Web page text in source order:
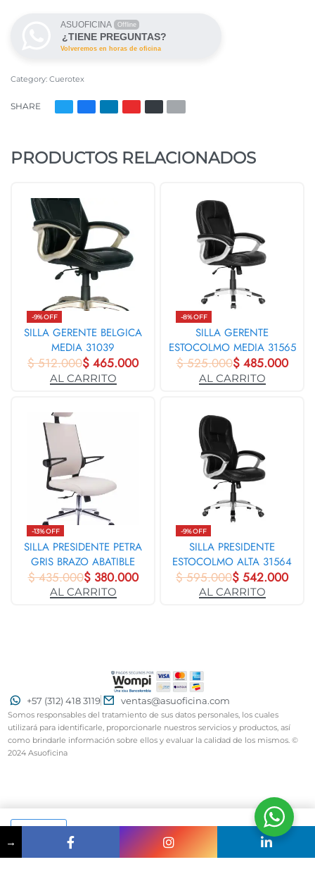
ASUOFICINA Offline
¿TIENE PREGUNTAS?
Volveremos en horas de oficina
Category: Cuerotex
SHARE
PRODUCTOS RELACIONADOS
-9% OFF
SILLA GERENTE BELGICA
MEDIA 31039
$512.000$ 465.000
AL CARRITO
-8% OFF
SILLA GERENTE
ESTOCOLMO MEDIA 31565
$525.000$485.000
AL CARRITO
-13% OFF
SILLA PRESIDENTE PETRA
GRIS BRAZO ABATIBLE
3840
$435.000$380.000
AL CARRITO
-9% OFF
SILLA PRESIDENTE
ESTOCOLMO ALTA 31564
$595.000$ 542.000
AL CARRITO
+57 (312) 418 3119 ventas@asuoficina.com
Somos responsables del tratamiento de sus datos personales, los cuales
utilizará para identificarle, proporcionarle nuestros servicios y productos, así
como brindarle información sobre ellos y evaluar la calidad de los mismos. ©
2024 Asuoficina
→